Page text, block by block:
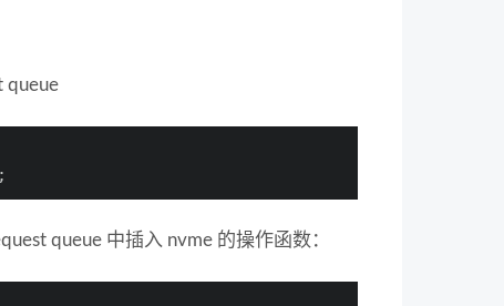
queue
queue 中插入 nvme 的操作函数：